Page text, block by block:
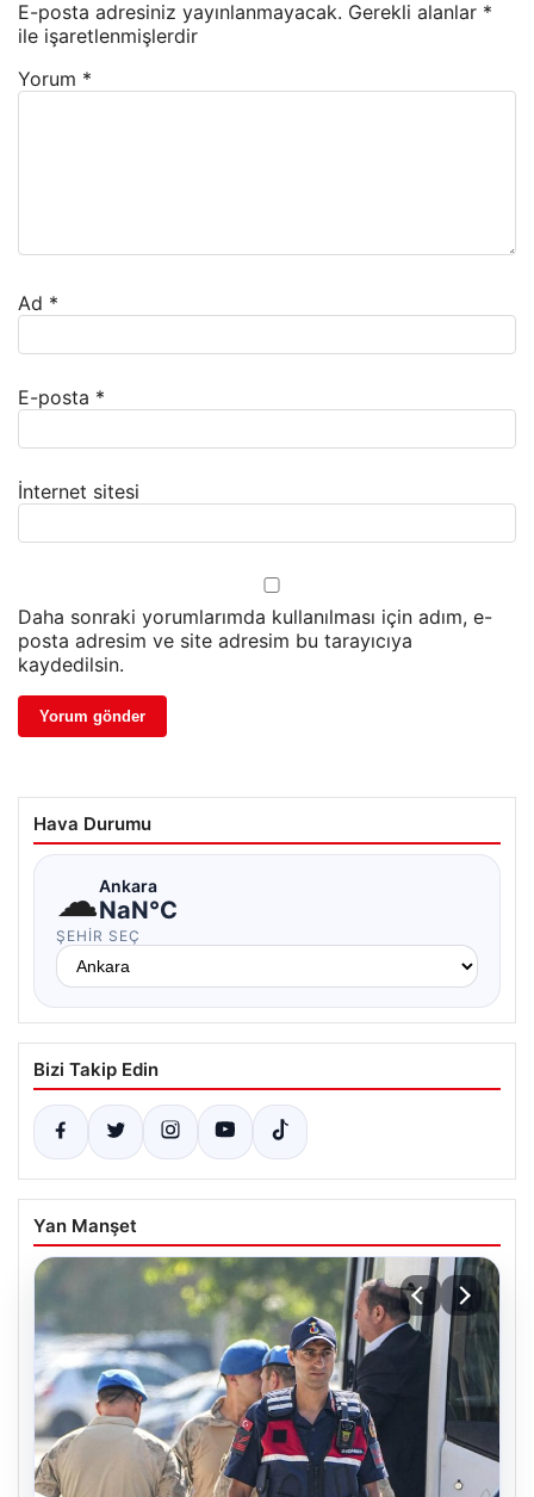
E-posta adresiniz yayınlanmayacak. Gerekli alanlar *
ile işaretlenmişlerdir
Yorum *
Ad *
E-posta *
İnternet sitesi
Daha sonraki yorumlarımda kullanılması için adım, e-
posta adresim ve site adresim bu tarayıcıya
kaydedilsin.
Hava Durumu
☁Ankara
NaN°C
ŞEHIR SEÇ
Bizi Takip Edin
Yan Manşet